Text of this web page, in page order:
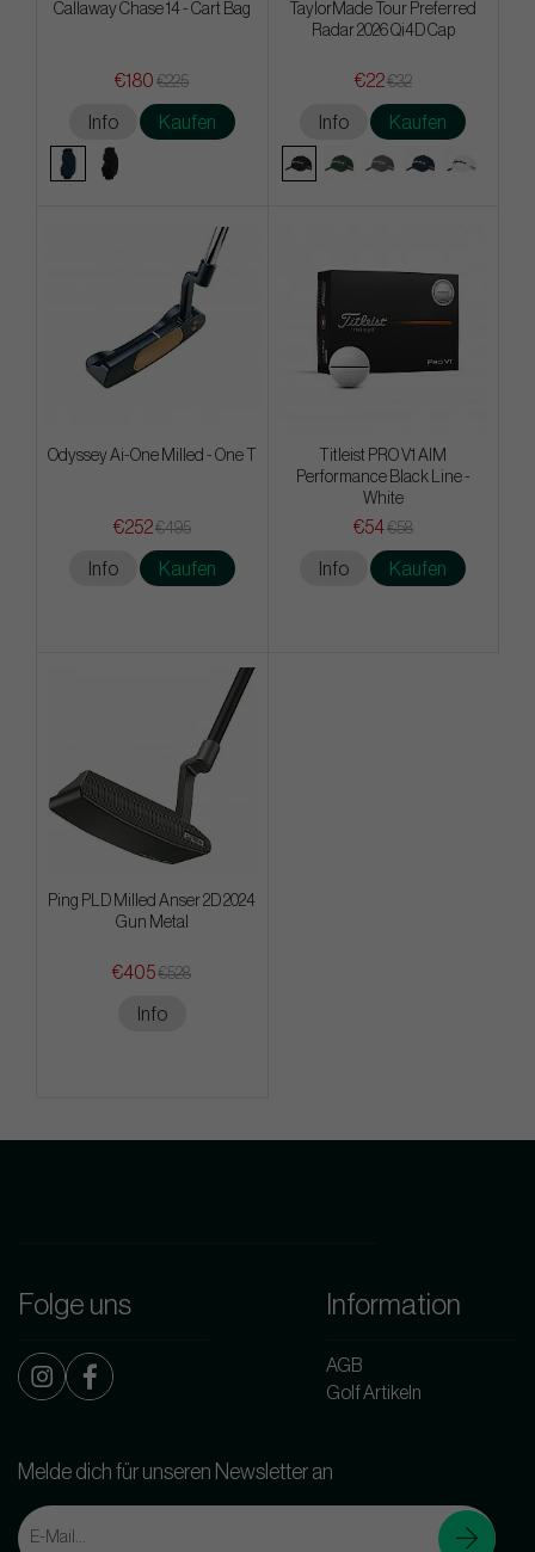
Callaway Chase 14 - Cart Bag
€180 €225
Info Kaufen
TaylorMade Tour Preferred
Radar 2026 Qi4D Cap
€22€32
Info Kaufen
Odyssey Ai-One Milled - One T
€252€495
Info Kaufen
Titleist PRO V1 AIM
Performance Black Line -
White
€54€58
Info Kaufen
Ping PLD Milled Anser 2D 2024
Gun Metal
€405€528
Info
Folge uns Information
AGB
Golf Artikeln
Melde dich für unseren Newsletter an